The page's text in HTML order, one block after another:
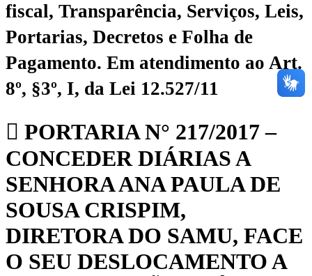
fiscal, Transparência, Serviços, Leis,
Portarias, Decretos e Folha de
Pagamento. Em atendimento ao Art.
8º, §3º, I, da Lei 12.527/11
PORTARIA N° 217/2017 –
CONCEDER DIÁRIAS A
SENHORA ANA PAULA DE
SOUSA CRISPIM,
DIRETORA DO SAMU, FACE
O SEU DESLOCAMENTO A